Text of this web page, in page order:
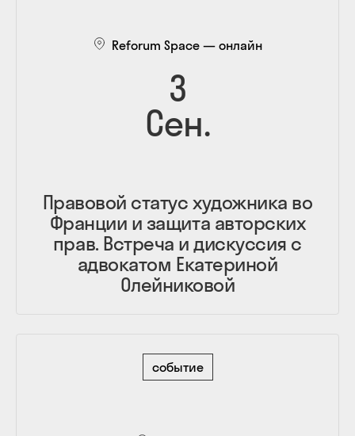
Reforum Space — онлайн
3
Сен.
Правовой статус художника во
Франции и защита авторских
прав. Встреча и дискуссия с
адвокатом Екатериной
Олейниковой
событие